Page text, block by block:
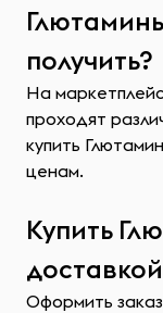
получить?
На
проходят
купить
ценам.
Купить
доставкой
Оформить